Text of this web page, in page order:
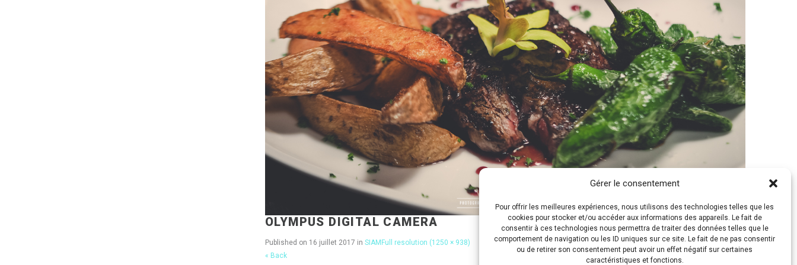
Gérer le consentement
Pour offrir les meilleures expériences, nous utilisons des technologies telles que les
cookies pour stocker et/ou accéder aux informations des appareils. Le fait de
consentir à ces technologies nous permettra de traiter des données telles que le
comportement de navigation ou les ID uniques sur ce site. Le fait de ne pas consentir
ou de retirer son consentement peut avoir un effet négatif sur certaines
caractéristiques et fonctions.
OLYMPUS DIGITAL CAMERA
Published on 16 juillet 2017 in SIAMFull resolution (1250 × 938)
« Back